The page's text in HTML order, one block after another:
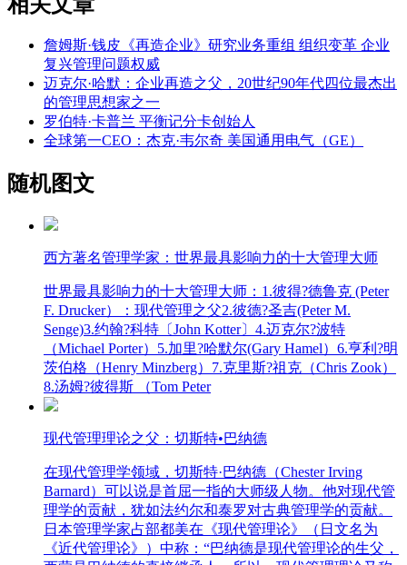
詹姆斯·钱皮《再造企业》研究业务重组 组织变革 企业
复兴管理问题权威
迈克尔·哈默：企业再造之父，20世纪90年代四位最杰出
的管理思想家之一
罗伯特·卡普兰 平衡记分卡创始人
全球第一CEO：杰克·韦尔奇 美国通用电气（GE）
随机图文
西方著名管理学家：世界最具影响力的十大管理大师
世界最具影响力的十大管理大师：1.彼得?德鲁克 (Peter
F. Drucker）：现代管理之父2.彼德?圣吉(Peter M.
Senge)3.约翰?科特〔John Kotter〕4.迈克尔?波特
（Michael Porter）5.加里?哈默尔(Gary Hamel）6.亨利?明
茨伯格（Henry Minzberg）7.克里斯?祖克（Chris Zook）
8.汤姆?彼得斯 （Tom Peter
现代管理理论之父：切斯特•巴纳德
在现代管理学领域，切斯特·巴纳德（Chester Irving
Barnard）可以说是首屈一指的大师级人物。他对现代管
理学的贡献，犹如法约尔和泰罗对古典管理学的贡献。
日本管理学家占部都美在《现代管理论》（日文名为
《近代管理论》）中称：“巴纳德是现代管理论的生父，